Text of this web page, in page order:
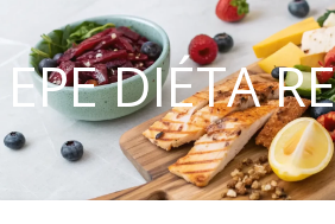
EPE DIÉTA